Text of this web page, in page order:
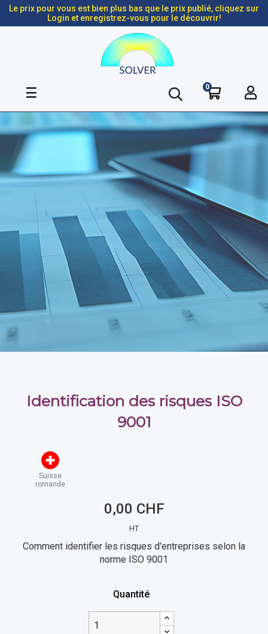
Le prix pour vous est bien plus bas que le prix publié, cliquez sur
Login et enregistrez-vous pour le découvrir!
Basculer
navigation
☰ 0
Identification des risques ISO
9001
Suisse
romande
0,00 CHF
HT
Comment identifier les risques d'entreprises selon la
norme ISO 9001
Quantité